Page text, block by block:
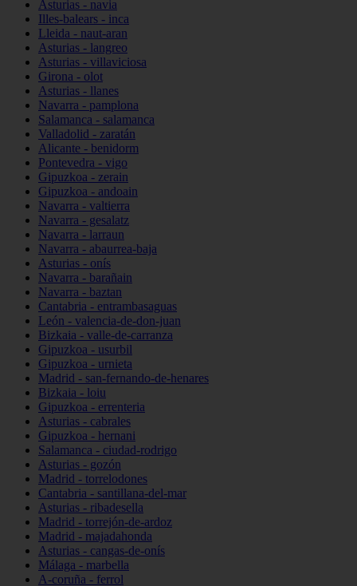
Asturias - navia
Illes-balears - inca
Lleida - naut-aran
Asturias - langreo
Asturias - villaviciosa
Girona - olot
Asturias - llanes
Navarra - pamplona
Salamanca - salamanca
Valladolid - zaratán
Alicante - benidorm
Pontevedra - vigo
Gipuzkoa - zerain
Gipuzkoa - andoain
Navarra - valtierra
Navarra - gesalatz
Navarra - larraun
Navarra - abaurrea-baja
Asturias - onís
Navarra - barañain
Navarra - baztan
Cantabria - entrambasaguas
León - valencia-de-don-juan
Bizkaia - valle-de-carranza
Gipuzkoa - usurbil
Gipuzkoa - urnieta
Madrid - san-fernando-de-henares
Bizkaia - loiu
Gipuzkoa - errenteria
Asturias - cabrales
Gipuzkoa - hernani
Salamanca - ciudad-rodrigo
Asturias - gozón
Madrid - torrelodones
Cantabria - santillana-del-mar
Asturias - ribadesella
Madrid - torrejón-de-ardoz
Madrid - majadahonda
Asturias - cangas-de-onís
Málaga - marbella
A-coruña - ferrol